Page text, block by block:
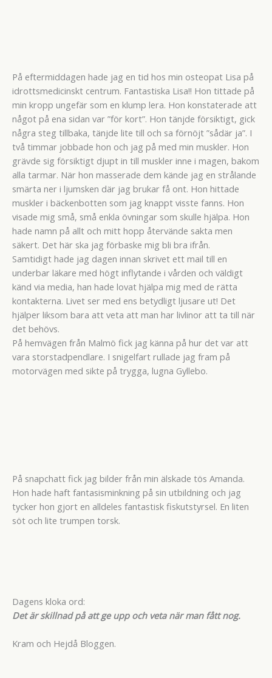
På eftermiddagen hade jag en tid hos min osteopat Lisa på
idrottsmedicinskt centrum. Fantastiska Lisa!! Hon tittade på
min kropp ungefär som en klump lera. Hon konstaterade att
något på ena sidan var ”för kort”. Hon tänjde försiktigt, gick
några steg tillbaka, tänjde lite till och sa förnöjt ”sådär ja”. I
två timmar jobbade hon och jag på med min muskler. Hon
grävde sig försiktigt djupt in till muskler inne i magen, bakom
alla tarmar. När hon masserade dem kände jag en strålande
smärta ner i ljumsken där jag brukar få ont. Hon hittade
muskler i bäckenbotten som jag knappt visste fanns. Hon
visade mig små, små enkla övningar som skulle hjälpa. Hon
hade namn på allt och mitt hopp återvände sakta men
säkert. Det här ska jag förbaske mig bli bra ifrån.
Samtidigt hade jag dagen innan skrivet ett mail till en
underbar läkare med högt inflytande i vården och väldigt
känd via media, han hade lovat hjälpa mig med de rätta
kontakterna. Livet ser med ens betydligt ljusare ut! Det
hjälper liksom bara att veta att man har livlinor att ta till när
det behövs.
På hemvägen från Malmö fick jag känna på hur det var att
vara storstadpendlare. I snigelfart rullade jag fram på
motorvägen med sikte på trygga, lugna Gyllebo.
På snapchatt fick jag bilder från min älskade tös Amanda.
Hon hade haft fantasisminkning på sin utbildning och jag
tycker hon gjort en alldeles fantastisk fiskutstyrsel. En liten
söt och lite trumpen torsk.
Dagens kloka ord:
Det är skillnad på att ge upp och veta när man fått nog.
Kram och Hejdå Bloggen.